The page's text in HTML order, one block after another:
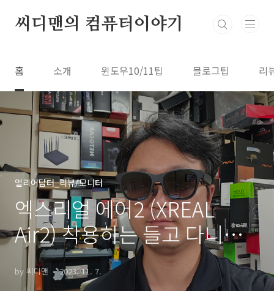
씨디맨의 컴퓨터이야기
홈 소개 윈도우10/11팁 블로그팁 리
얼리어답터_리뷰/모니터
엑스리얼 에어2 (XREAL
Air2) 착용하는 들고 다니는
화면 AR글래스 써보자
by 씨디맨 2023. 11. 7.